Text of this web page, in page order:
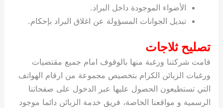
الأضواء الموجودة داخل البراد.
تبديل الجوانات المسؤولة عن اغلاق البراد بإحكام.
تصليح ثلاجات
قامت شركتنا ورغبة منها بالوقوف امام جميع مقتضيات
ورغبات الزبائن الكرام بتخصيص مجموعة من ارقام الهواتف
التي تستطيعون الحصول عليها عبر الدخول على صفحاتنا
الرسمية و مواقعنا الخاصة، فريق خدمة الزبائن دائما موجود